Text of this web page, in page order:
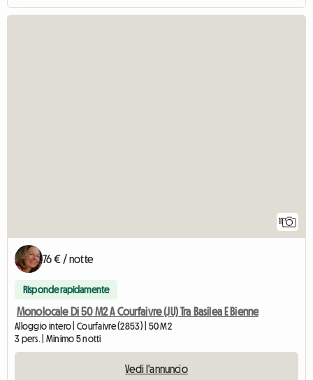
76 € / notte
Risponde rapidamente
Monolocale Di 50 M2 A Courfaivre (JU) Tra Basilea E Bienne
Alloggio intero | Courfaivre (2853) | 50 M2
3 pers. | Minimo 5 notti
Vedi l'annuncio